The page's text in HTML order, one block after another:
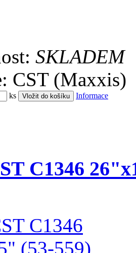
SKLADEM
CST (Maxxis)
ks Informace
C1346